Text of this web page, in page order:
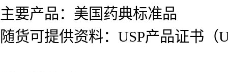
主要产品：美国药典标准品
随货可提供资料：USP产品证书（